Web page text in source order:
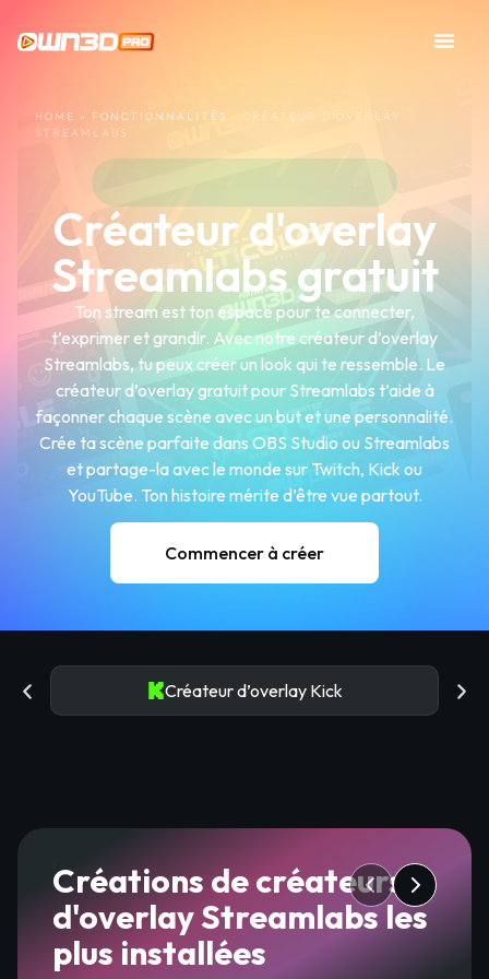
HOME » FONCTIONNALITÉS » CRÉATEUR D’OVERLAY
STREAMLABS
Créateur d'overlay
Streamlabs gratuit
Ton stream est ton espace pour te connecter,
t’exprimer et grandir. Avec notre créateur d’overlay
Streamlabs, tu peux créer un look qui te ressemble. Le
créateur d’overlay gratuit pour Streamlabs t’aide à
façonner chaque scène avec un but et une personnalité.
Crée ta scène parfaite dans OBS Studio ou Streamlabs
et partage-la avec le monde sur Twitch, Kick ou
YouTube. Ton histoire mérite d’être vue partout.
Commencer à créer
Créateur d’overlay Kick
Créations de créateurs
d'overlay Streamlabs les
plus installées